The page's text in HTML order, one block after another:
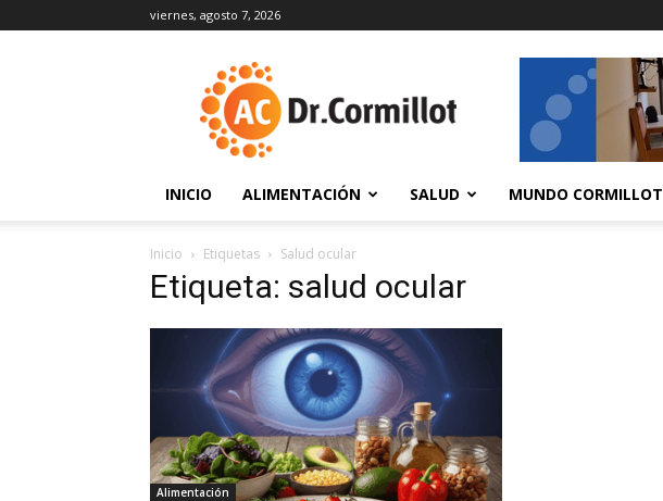
viernes, agosto 7, 2026
INICIO ALIMENTACIÓN SALUD MUNDO CORMILLOT
Inicio Etiquetas Salud ocular
Etiqueta: salud ocular
Alimentación